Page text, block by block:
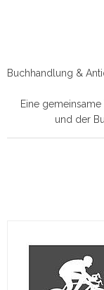
Buchhandlung &
Eine
und der